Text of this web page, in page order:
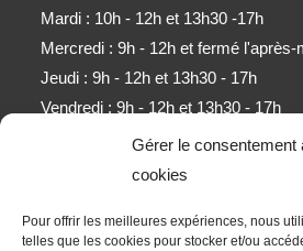
Gérer le consentement
cookies
Pour offrir les meilleures expériences, nous
telles que les cookies pour stocker et/ou
Mardi : 10h - 12h et 13h30 -17h
Mercredi : 9h - 12h et fermé l'après-
Jeudi : 9h - 12h et 13h30 - 17h
Vendredi : 9h - 12h et 13h30 - 17h
Samedi : 9h - 11h (sauf mois d'août)
Obtenez l’ensemble des derniers